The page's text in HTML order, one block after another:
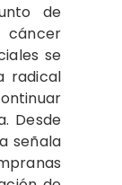
de
se
radical
Desde
señala